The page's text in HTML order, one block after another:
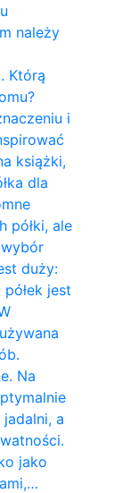
należy
Którą
i
książki,
dla
półki, ale
duży:
jest
Na
a
jako